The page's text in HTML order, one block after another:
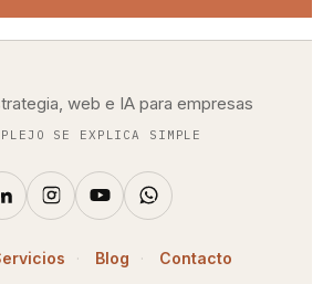
web e IA para empresas
SE EXPLICA SIMPLE
· Blog · Contacto